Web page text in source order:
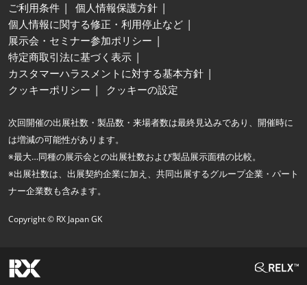
ご利用条件
個人情報保護方針
個人情報に関する修正・利用停止など
展示会・セミナー参加ポリシー
特定商取引法に基づく表示
カスタマーハラスメントに対する基本方針
クッキーポリシー
クッキーの設定
次回開催の出展社数・製品数・来場者数は最終見込みであり、開催時に
は増減の可能性があります。
※最大…同種の展示会との出展社数および製品展示面積の比較。
※出展社数は、出展契約企業に加え、共同出展するグループ企業・パート
ナー企業数も含みます。
Copyright © RX Japan GK